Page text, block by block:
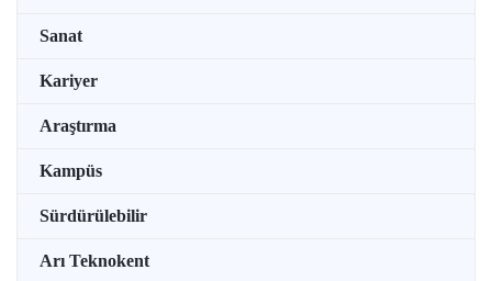
Sanat
Kariyer
Araştırma
Kampüs
Sürdürülebilir
Arı Teknokent